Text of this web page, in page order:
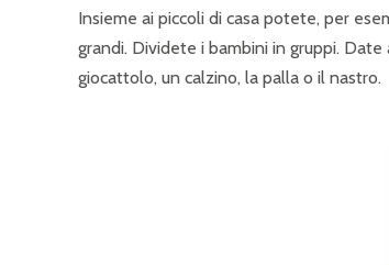
Insieme ai piccoli di casa potete, per
grandi. Dividete i bambini in gruppi.
giocattolo, un calzino, la palla o il nastro.